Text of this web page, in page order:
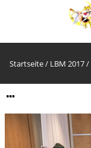
Startseite/ LBM 2017/